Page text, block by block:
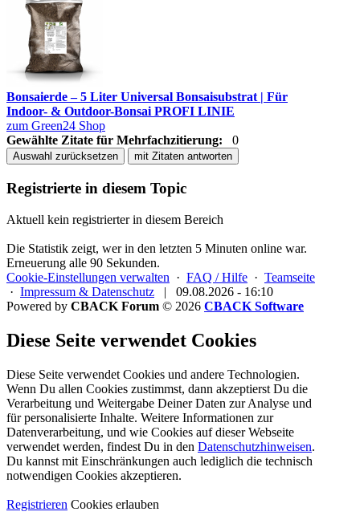
Bonsaierde – 5 Liter Universal Bonsaisubstrat | Für
Indoor- & Outdoor-Bonsai PROFI LINIE
zum Green24 Shop
Gewählte Zitate für Mehrfachzitierung:
0
Auswahl zurücksetzen mit Zitaten antworten
Registrierte in diesem Topic
Aktuell kein registrierter in diesem Bereich
Die Statistik zeigt, wer in den letzten 5 Minuten online war.
Erneuerung alle 90 Sekunden.
Cookie-Einstellungen verwalten · FAQ / Hilfe · Teamseite
· Impressum & Datenschutz |
09.08.2026 - 16:10
Powered by CBACK Forum © 2026 CBACK Software
Diese Seite verwendet Cookies
Diese Seite verwendet Cookies und andere Technologien.
Wenn Du allen Cookies zustimmst, dann akzeptierst Du die
Verarbeitung und Weitergabe Deiner Daten zur Analyse und
für personalisierte Inhalte. Weitere Informationen zur
Datenverarbeitung, und wie Cookies auf dieser Webseite
verwendet werden, findest Du in den Datenschutzhinweisen.
Du kannst mit Einschränkungen auch lediglich die technisch
notwendigen Cookies akzeptieren.
Registrieren Cookies erlauben